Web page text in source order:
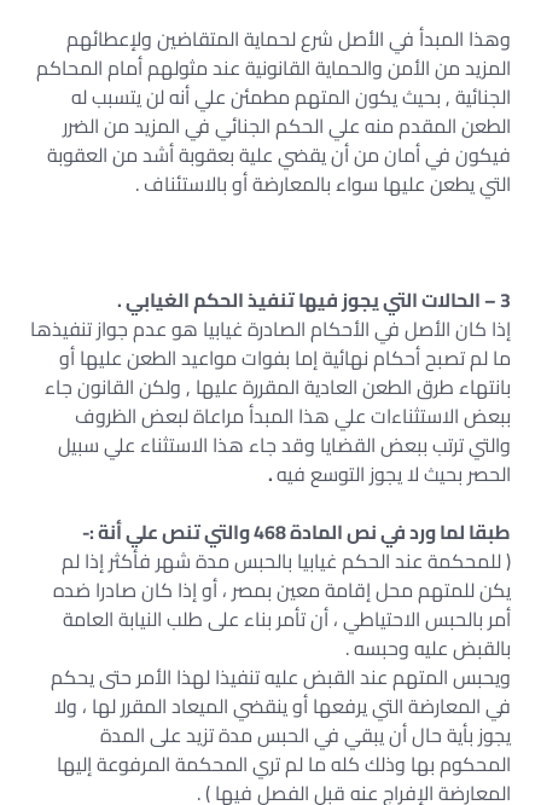
وهذا المبدأ في الأصل شرع لحماية المتقاضين ولإعطائهم
المزيد من الأمن والحماية القانونية عند مثولهم أمام المحاكم
الجنائية , بحيث يكون المتهم مطمئن علي أنه لن يتسبب له
الطعن المقدم منه علي الحكم الجنائي في المزيد من الضرر
فيكون في أمان من أن يقضي علية بعقوبة أشد من العقوبة
التي يطعن عليها سواء بالمعارضة أو بالاستئناف .
3 – الحالات التي يجوز فيها تنفيذ الحكم الغيابي .
إذا كان الأصل في الأحكام الصادرة غيابيا هو عدم جواز تنفيذها
ما لم تصبح أحكام نهائية إما بفوات مواعيد الطعن عليها أو
بانتهاء طرق الطعن العادية المقررة عليها , ولكن القانون جاء
ببعض الاستثناءات علي هذا المبدأ مراعاة لبعض الظروف
والتي ترتب ببعض القضايا وقد جاء هذا الاستثناء علي سبيل
الحصر بحيث لا يجوز التوسع فيه.
طبقا لما ورد في نص المادة 468 والتي تنص علي أنة :-
( للمحكمة عند الحكم غيابيا بالحبس مدة شهر فأكثر إذا لم
يكن للمتهم محل إقامة معين بمصر ، أو إذا كان صادرا ضده
أمر بالحبس الاحتياطي ، أن تأمر بناء على طلب النيابة العامة
بالقبض عليه وحبسه .
ويحبس المتهم عند القبض عليه تنفيذا لهذا الأمر حتى يحكم
في المعارضة التي يرفعها أو ينقضي الميعاد المقرر لها ، ولا
يجوز بأية حال أن يبقي في الحبس مدة تزيد على المدة
المحكوم بها وذلك كله ما لم تري المحكمة المرفوعة إليها
المعارضة الإفراج عنه قبل الفصل فيها ) .